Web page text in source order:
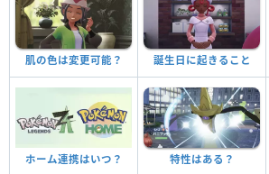
肌の色は変更可能？ 誕生日に起きること
ホーム連携はいつ？ 特性はある？